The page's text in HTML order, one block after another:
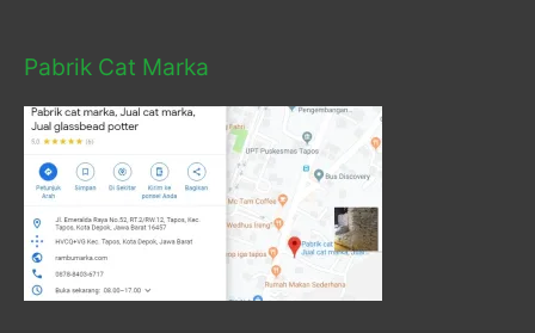
Pabrik Cat Marka